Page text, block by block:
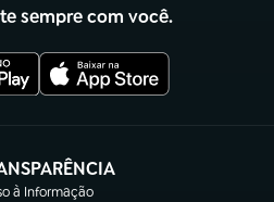
sempre com você.
à Informação
(abre em nova aba)